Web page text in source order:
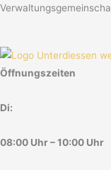
Öffnungszeiten
Di:
08:00 Uhr – 10:00 Uhr